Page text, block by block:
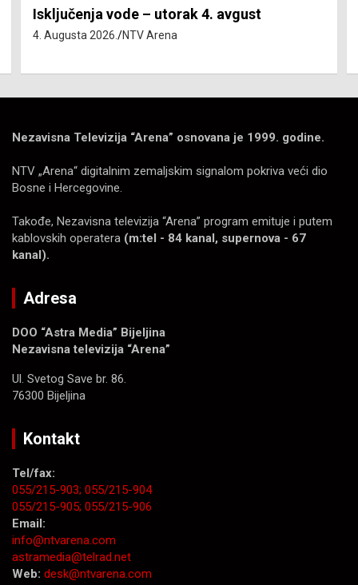
Isključenja vode – utorak 4. avgust
4. Augusta 2026. NTV Arena
Nezavisna Televizija “Arena” osnovana je 1999. godine.
NTV „Arena“ digitalnim zemaljskim signalom pokriva veći dio
Bosne i Hercegovine.
Takođe, Nezavisna televizija “Arena” program emituje i putem
kablovskih operatera (m:tel - 84 kanal, supernova - 67
kanal).
Adresa
DOO “Astra Media” Bijeljina
Nezavisna televizija “Arena”
Ul. Svetog Save br. 86.
76300 Bijeljina
Kontakt
Tel/fax:
055/215-903; 055/215-904
055/215-905; 055/215-906
Email:
info@ntvarena.com
astramedia@telrad.net
Web: desk@ntvarena.com